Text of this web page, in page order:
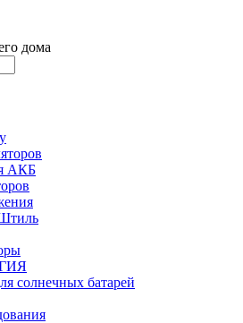
дома
АКБ
солнечных батарей